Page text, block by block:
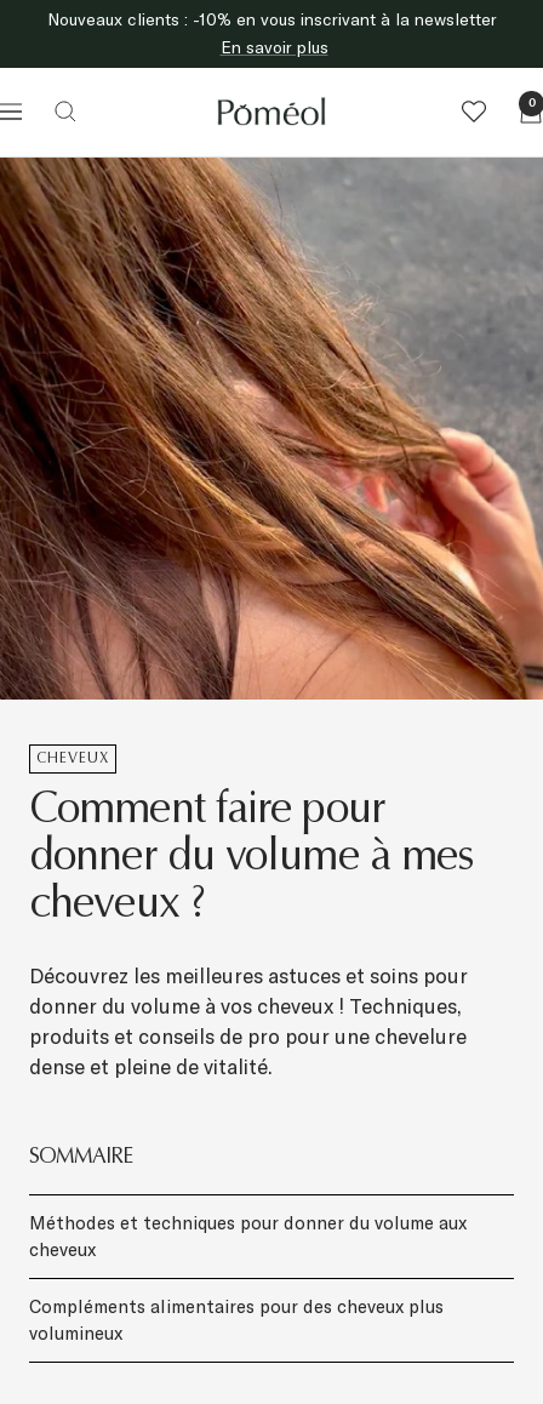
Passer
contenu
Nouveaux clients : -10% en vous inscrivant à la newsletter
En savoir plus
Navigation
Poméol 0
CHEVEUX
Comment faire pour
donner du volume à mes
cheveux ?
Découvrez les meilleures astuces et soins pour
donner du volume à vos cheveux ! Techniques,
produits et conseils de pro pour une chevelure
dense et pleine de vitalité.
SOMMAIRE
Méthodes et techniques pour donner du volume aux
cheveux
Compléments alimentaires pour des cheveux plus
volumineux